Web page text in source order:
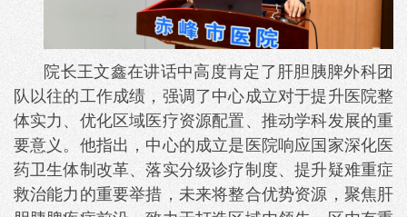
院长王文鑫在讲话中高度肯定了肝胆胰脾外科团
队以往的工作成绩，强调了中心成立对于提升医院整
体实力、优化区域医疗资源配置、推动学科发展的重
要意义。他指出，中心的成立是医院响应国家深化医
药卫生体制改革、落实分级诊疗制度、提升疑难重症
救治能力的重要举措，未来将整合优势资源，聚焦肝